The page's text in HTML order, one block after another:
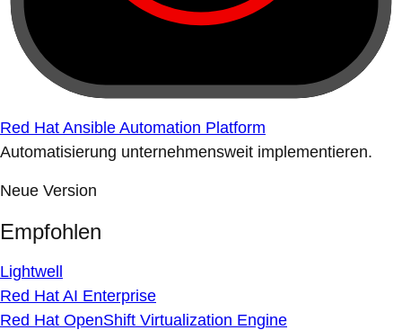
Red Hat Ansible Automation Platform
Automatisierung unternehmensweit implementieren.
Neue Version
Empfohlen
Lightwell
Red Hat AI Enterprise
Red Hat OpenShift Virtualization Engine